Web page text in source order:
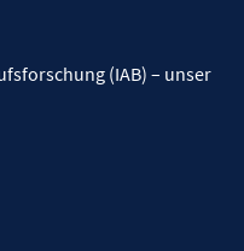
(IAB) – unser